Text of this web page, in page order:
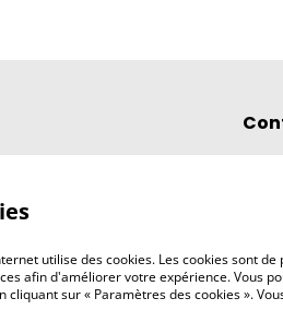
l'éclipse
utilise des cookies. Les cookies sont
afin d'améliorer votre expérience. Vous
cliquant sur « Paramètres des cookies ».